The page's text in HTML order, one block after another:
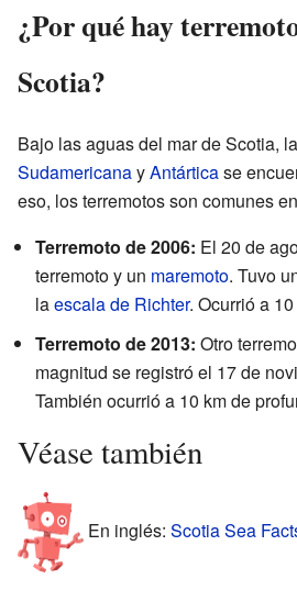
¿Por qué hay
Scotia?
Bajo las aguas del mar de Scotia,
SudamericanayAntárticase
eso, los terremotos son comunes
Terremoto de 2006: El 20 de
terremoto y un maremoto. Tuvo
laescala de Richter. Ocurrió a
Terremoto de 2013: Otro
magnitud se registró el 17 de
También ocurrió a 10 km de
Véase también
En inglés: Scotia Sea